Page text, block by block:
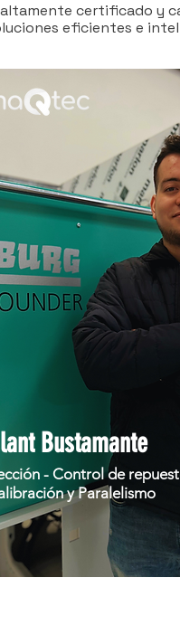
certificado y
eficientes e
Bustamante
- Control de
y Paralelismo